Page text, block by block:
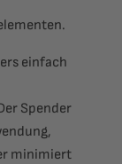
einfach
Spender
minimiert